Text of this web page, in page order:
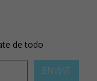
de todo
ENVIAR